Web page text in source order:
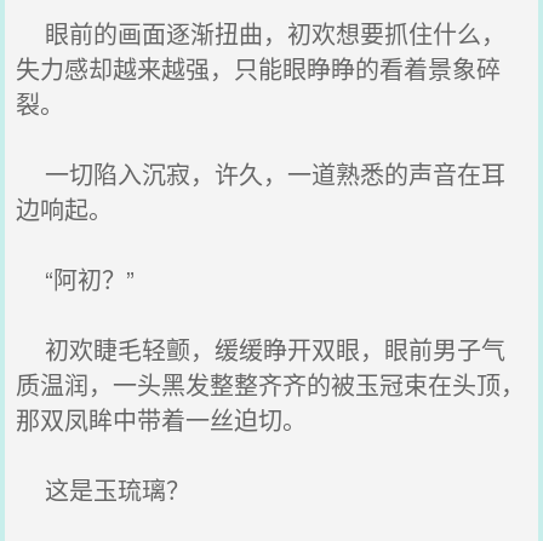
眼前的画面逐渐扭曲，初欢想要抓住什么，
失力感却越来越强，只能眼睁睁的看着景象碎
裂。
一切陷入沉寂，许久，一道熟悉的声音在耳
边响起。
“阿初？”
初欢睫毛轻颤，缓缓睁开双眼，眼前男子气
质温润，一头黑发整整齐齐的被玉冠束在头顶，
那双凤眸中带着一丝迫切。
这是玉琉璃？